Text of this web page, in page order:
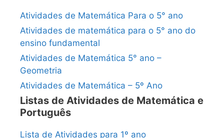
Atividades de Matemática Para o 5° ano
Atividades de matemática para o 5° ano do
ensino fundamental
Atividades de Matemática 5° ano –
Geometria
Atividades de Matemática – 5º Ano
Listas de Atividades de Matemática e
Português
Lista de Atividades para 1º ano